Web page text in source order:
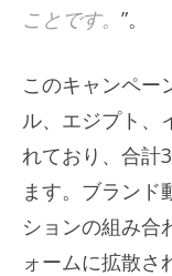
ことです。 ”。
このキャンペー
ル、エジプト、
れており、合計
ます。ブランド
ションの組み合
ォームに拡散さ